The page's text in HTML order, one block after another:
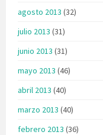
agosto 2013 (32)
julio 2013 (31)
junio 2013 (31)
mayo 2013 (46)
abril 2013 (40)
marzo 2013 (40)
febrero 2013 (36)